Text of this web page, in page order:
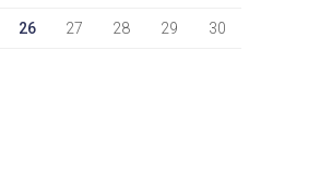
26 27 28 29 30